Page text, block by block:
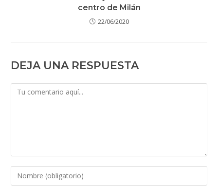
centro de Milán
22/06/2020
DEJA UNA RESPUESTA
Comentario
Introduce
tu